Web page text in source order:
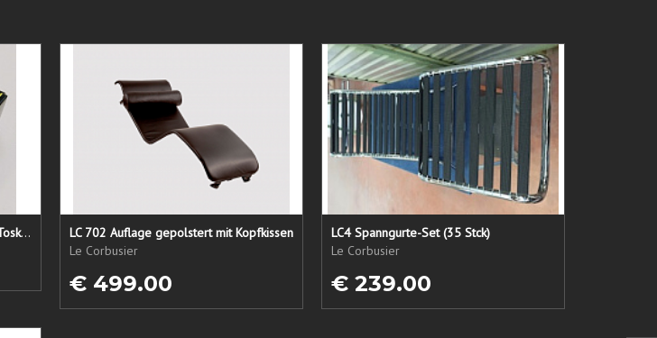
Lederpflege-Set ein Gruß aus der Toskana...
LC 702 Auflage gepolstert mit Kopfkissen
Le Corbusier
€ 499.00
LC4 Spanngurte-Set (35 Stck)
Le Corbusier
€ 239.00